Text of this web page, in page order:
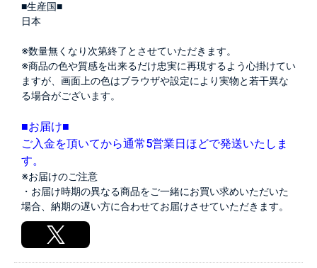
■生産国■
日本
※数量無くなり次第終了とさせていただきます。
※商品の色や質感を出来るだけ忠実に再現するよう心掛けてい
ますが、画面上の色はブラウザや設定により実物と若干異な
る場合がございます。
■お届け■
ご入金を頂いてから通常5営業日ほどで発送いたしま
す。
※お届けのご注意
・お届け時期の異なる商品をご一緒にお買い求めいただいた
場合、納期の遅い方に合わせてお届けさせていただきます。